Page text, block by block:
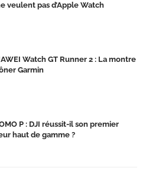
veulent pas d’Apple Watch
Watch GT Runner 2 : La montre
Garmin
P : DJI réussit-il son premier
haut de gamme ?